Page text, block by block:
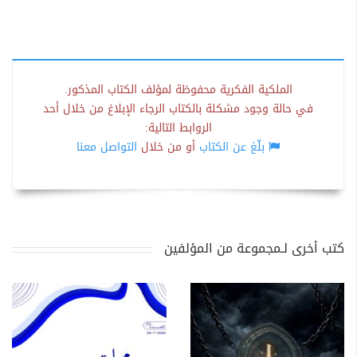
الملكية الفكرية محفوظة لمؤلف الكتاب المذكور.
في حالة وجود مشكلة بالكتاب الرجاء الإبلاغ من خلال أحد
الروابط التالية:
بلّغ عن الكتاب أو من خلال التواصل معنا
كتب أخرى لـمجموعة من المؤلفين